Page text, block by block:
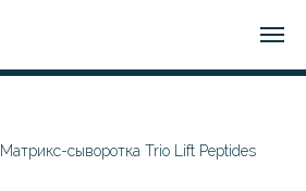
Матрикс-сыворотка Trio Lift Peptides